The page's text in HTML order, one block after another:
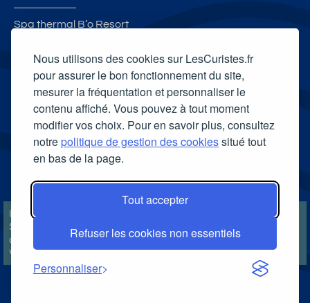
Nous utilisons des cookies sur LesCuristes.fr
pour assurer le bon fonctionnement du site,
mesurer la fréquentation et personnaliser le
contenu affiché. Vous pouvez à tout moment
modifier vos choix. Pour en savoir plus, consultez
notrepolitique de gestion des cookiessitué tout
en bas de la page.
Tout accepter
Refuser les cookies non essentiels
Personnaliser
Spa thermal B’o Resort
Spa Thermal Philae
Carte cadeau spa Vichy
Carte cadeau spa Bagnoles-de-l'Orne
Carte cadeau spa Saubusse
Carte cadeau spa Châtel-Guyon
LesCuristes.fr participe et est conforme à l'ensemble des
Spécifications et Politiques du Transparency & Consent Framework
de l'IAB Europe et utilise la Consent Management Platform n°92.
Vous pouvez modifier vos choix à tout moment encliquant ici.